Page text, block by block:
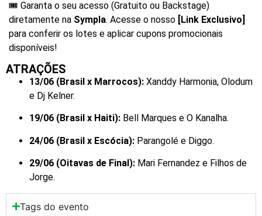
🎟️ Garanta o seu acesso (Gratuito ou Backstage)
diretamente na Sympla. Acesse o nosso [Link Exclusivo]
para conferir os lotes e aplicar cupons promocionais
disponíveis!
ATRAÇÕES
13/06 (Brasil x Marrocos): Xanddy Harmonia, Olodum
e Dj Kelner.
19/06 (Brasil x Haiti): Bell Marques e O Kanalha.
24/06 (Brasil x Escócia): Parangolé e Diggo.
29/06 (Oitavas de Final): Mari Fernandez e Filhos de
Jorge.
Tags do evento